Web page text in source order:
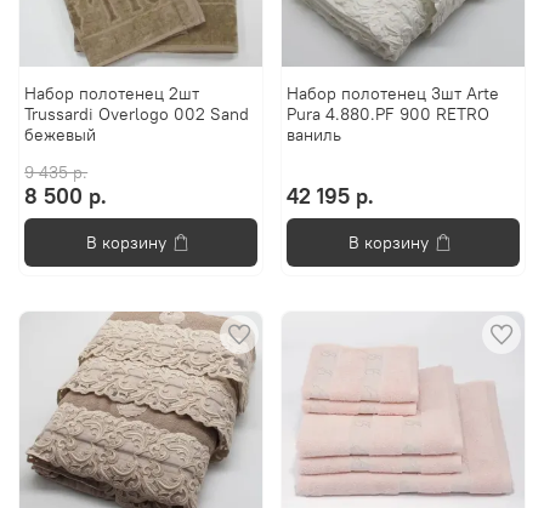
Набор полотенец 2шт
Trussardi Overlogo 002 Sand
бежевый
9 435 р.
8 500 р.
В корзину
Набор полотенец 3шт Arte
Pura 4.880.PF 900 RETRO
ваниль
42 195 р.
В корзину